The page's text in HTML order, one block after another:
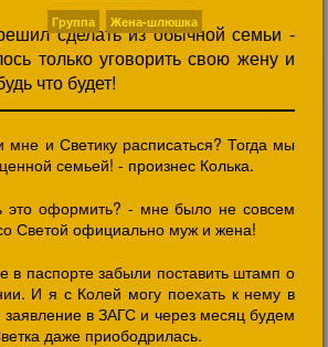
сделать из обычной семьи -
только уговорить свою жену и
что будет!
Группа Жена-шлюшка
мне и Светику расписаться? Тогда мы
семьей! - произнес Колька.
это оформить? - мне было не совсем
Светой официально муж и жена!
в паспорте забыли поставить штамп о
И я с Колей могу поехать к нему в
в ЗАГС и через месяц будем
даже приободрилась.